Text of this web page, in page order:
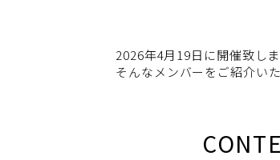
2026年4月19日に開催致し
そんなメンバーをご紹介いた